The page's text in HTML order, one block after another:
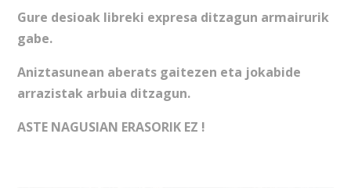
Gure desioak libreki expresa ditzagun armairurik
gabe.
Aniztasunean aberats gaitezen eta jokabide
arrazistak arbuia ditzagun.
ASTE NAGUSIAN ERASORIK EZ !